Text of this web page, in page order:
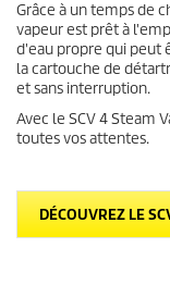
Grâce à un temps de
vapeur est prêt à
d'eau propre qui peut
la cartouche de
et sans interruption.
Avec le SCV 4 Steam
toutes vos attentes.
DÉCOUVREZ LE